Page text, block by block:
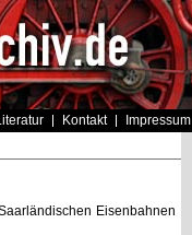
Kontakt Impressum
Eisenbahnen